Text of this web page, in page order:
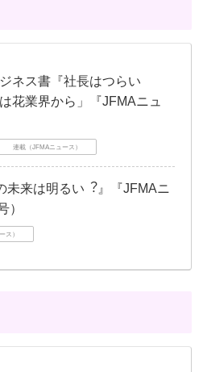
ネス書『社長はつらい
花業界から」『JFMAニュ
連載（JFMAニュース）
未来は明るい︖』『JFMAニ
）
ス）